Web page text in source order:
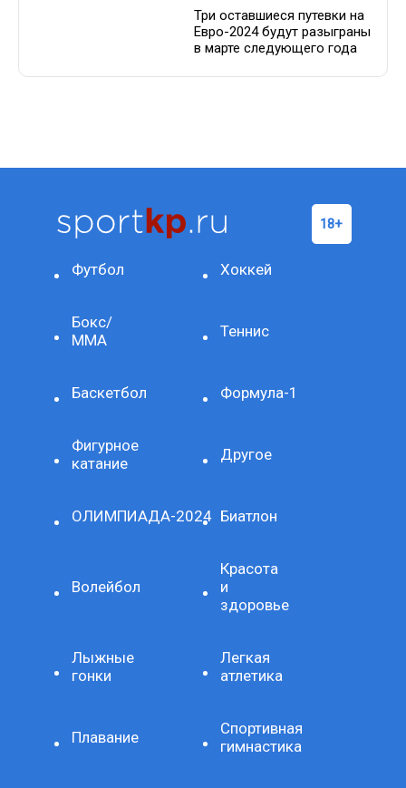
Три оставшиеся путевки на
Евро-2024 будут разыграны
в марте следующего года
Футбол Хоккей
Бокс/
ММА
Теннис
Баскетбол Формула-1
Фигурное
катание
Другое
ОЛИМПИАДА-2024 Биатлон
Волейбол
Красота
и
здоровье
Лыжные
гонки
Легкая
атлетика
Плавание
Спортивная
гимнастика